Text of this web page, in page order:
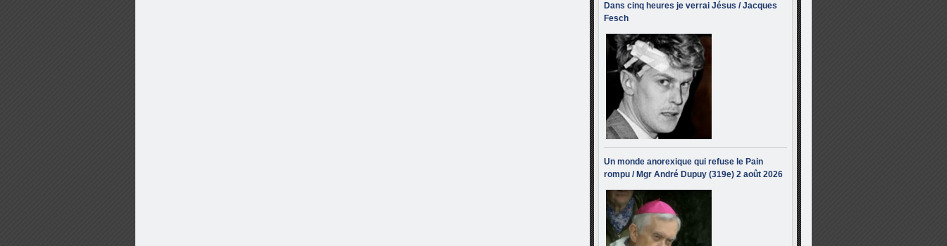
Dans cinq heures je verrai Jésus / Jacques
Fesch
Un monde anorexique qui refuse le Pain
rompu / Mgr André Dupuy (319e) 2 août 2026